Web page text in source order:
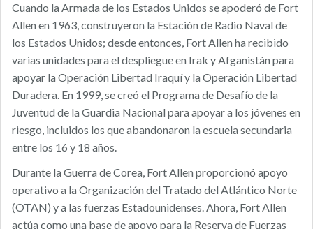
Cuando la Armada de los Estados Unidos se apoderó de Fort
Allen en 1963, construyeron la Estación de Radio Naval de
los Estados Unidos; desde entonces, Fort Allen ha recibido
varias unidades para el despliegue en Irak y Afganistán para
apoyar la Operación Libertad Iraquí y la Operación Libertad
Duradera. En 1999, se creó el Programa de Desafío de la
Juventud de la Guardia Nacional para apoyar a los jóvenes en
riesgo, incluidos los que abandonaron la escuela secundaria
entre los 16 y 18 años.
Durante la Guerra de Corea, Fort Allen proporcionó apoyo
operativo a la Organización del Tratado del Atlántico Norte
(OTAN) y a las fuerzas Estadounidenses. Ahora, Fort Allen
actúa como una base de apoyo para la Reserva de Fuerzas